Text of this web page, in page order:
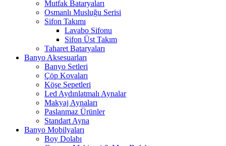
Mutfak Bataryaları
Osmanlı Musluğu Serisi
Sifon Takımı
Lavabo Sifonu
Sifon Üst Takım
Taharet Bataryaları
Banyo Aksesuarları
Banyo Setleri
Çöp Kovaları
Köşe Sepetleri
Led Aydınlatmalı Aynalar
Makyaj Aynaları
Paslanmaz Ürünler
Standart Ayna
Banyo Mobilyaları
Boy Dolabı